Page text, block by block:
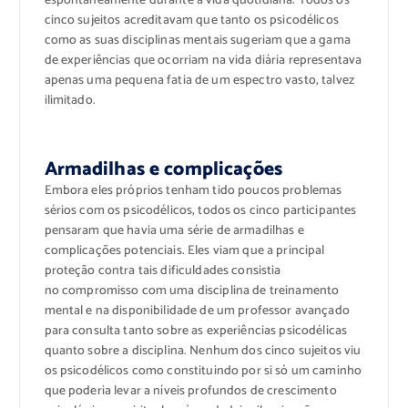
cinco sujeitos acreditavam que tanto os psicodélicos
como as suas disciplinas mentais sugeriam que a gama
de experiências que ocorriam na vida diária representava
apenas uma pequena fatia de um espectro vasto, talvez
ilimitado.
Armadilhas e complicações
Embora eles próprios tenham tido poucos problemas
sérios com os psicodélicos, todos os cinco participantes
pensaram que havia uma série de armadilhas e
complicações potenciais. Eles viam que a principal
proteção contra tais dificuldades consistia
nocompromisso com uma disciplina de treinamento
mental e na disponibilidade de um professor avançado
para consulta tanto sobre as experiências psicodélicas
quanto sobre a disciplina. Nenhum dos cinco sujeitos viu
os psicodélicos como constituindo por si só um caminho
que poderia levar a níveis profundos de crescimento